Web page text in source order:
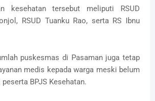
kesehatan tersebut meliputi RSUD
RSUD Tuanku Rao, serta RS Ibnu
puskesmas di Pasaman juga tetap
medis kepada warga meski belum
BPJS Kesehatan.